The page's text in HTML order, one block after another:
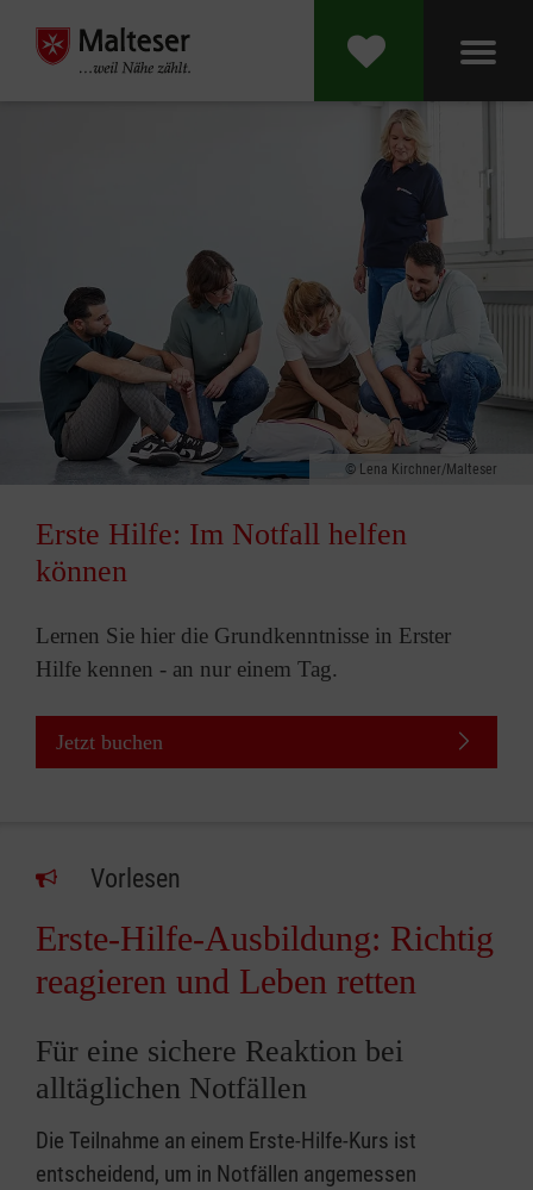
Lena Kirchner/Malteser
Erste Hilfe: Im Notfall helfen
können
Lernen Sie hier die Grundkenntnisse in Erster
Hilfe kennen - an nur einem Tag.
Jetzt buchen
Vorlesen
Erste-Hilfe-Ausbildung: Richtig
reagieren und Leben retten
Für eine sichere Reaktion bei
alltäglichen Notfällen
Die Teilnahme an einem Erste-Hilfe-Kurs ist
entscheidend, um in Notfällen angemessen